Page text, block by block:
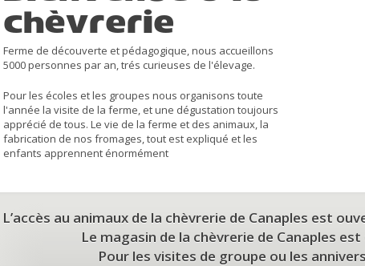
chèvrerie
Ferme de découverte et pédagogique, nous accueillons
5000 personnes par an, trés curieuses de l'élevage.
Pour les écoles et les groupes nous organisons toute
l'année la visite de la ferme, et une dégustation toujours
apprécié de tous. Le vie de la ferme et des animaux, la
fabrication de nos fromages, tout est expliqué et les
enfants apprennent énormément
L’accès au animaux de la chèvrerie de Canaples est
Le magasin de la chèvrerie de Canaples
Pour les visites de groupe ou les